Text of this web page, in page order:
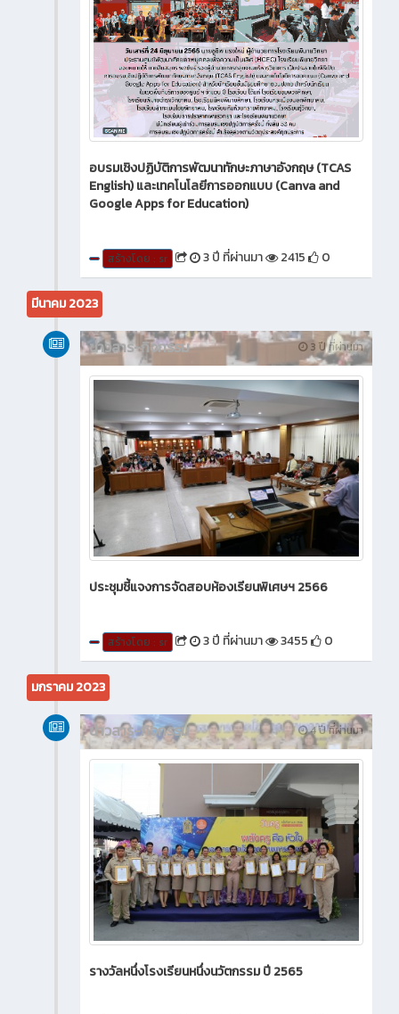
อบรมเชิงปฏิบัติการพัฒนาทักษะภาษาอังกฤษ (TCAS
English) และเทคโนโลยีการออกแบบ (Canva and
Google Apps for Education)
สร้างโดย : sr 3 ปี ที่ผ่านมา 2415 0
มีนาคม 2023
3 ปี ที่ผ่านมา
ข่าวสาร-กิจกรรม
ประชุมชี้แจงการจัดสอบห้องเรียนพิเศษฯ 2566
สร้างโดย : sr 3 ปี ที่ผ่านมา 3455 0
มกราคม 2023
4 ปี ที่ผ่านมา
ข่าวสาร-กิจกรรม
รางวัลหนึ่งโรงเรียนหนึ่งนวัตกรรม ปี 2565